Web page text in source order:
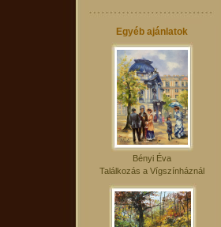
Egyéb ajánlatok
Bényi Éva
Találkozás a Vígszínháznál